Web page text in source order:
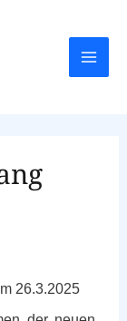
26.3.2025